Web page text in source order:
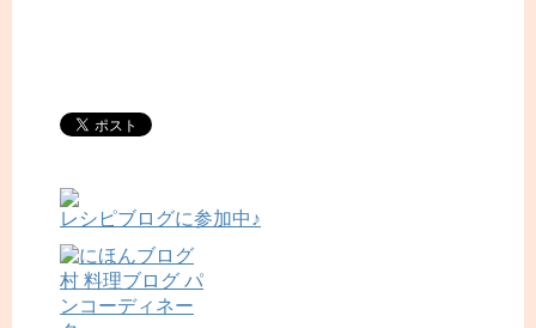
レシピブログに参加中♪